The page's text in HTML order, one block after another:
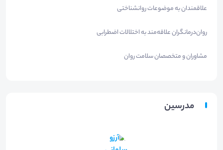
علاقمندان به موضوعات روانشناختی
روان‌درمانگران علاقه‌مند به اختلالات اضطرابی
مشاوران و متخصصان سلامت روان
مدرسین